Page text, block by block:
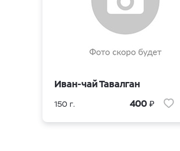
Иван-чай Тавалган
150 г. 400 ₽